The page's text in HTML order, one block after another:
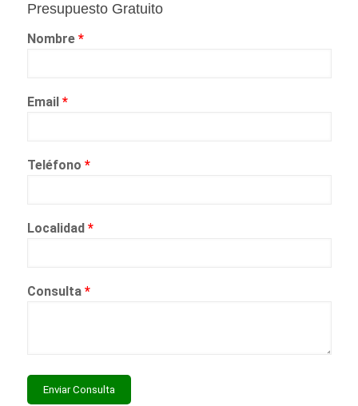
Presupuesto Gratuito
Nombre *
Email *
Teléfono *
Localidad *
Consulta *